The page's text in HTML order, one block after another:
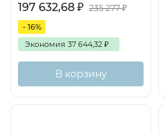
197 632,68 ₽ 235 277₽
- 16%
Экономия 37 644,32 ₽
В корзину